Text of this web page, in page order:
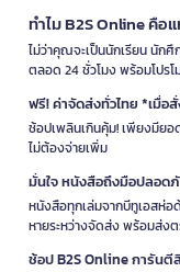
ทำไม B2S Online คื
ไม่ว่าคุณจะเป็นนักเรียน นัก
ตลอด 24 ชั่วโมง พร้อมโปร
ฟรี! ค่าจัดส่งทั่วไทย *เมื่
ช้อปเพลินเกินคุ้ม! เพียงมีย
ไม่ต้องจ่ายเพิ่ม
มั่นใจ หนังสือถึงมือปลอด
หนังสือทุกเล่มจากบีทูเอสห่อ
หายระหว่างจัดส่ง พร้อมส่
ช้อป B2S Online การันตี